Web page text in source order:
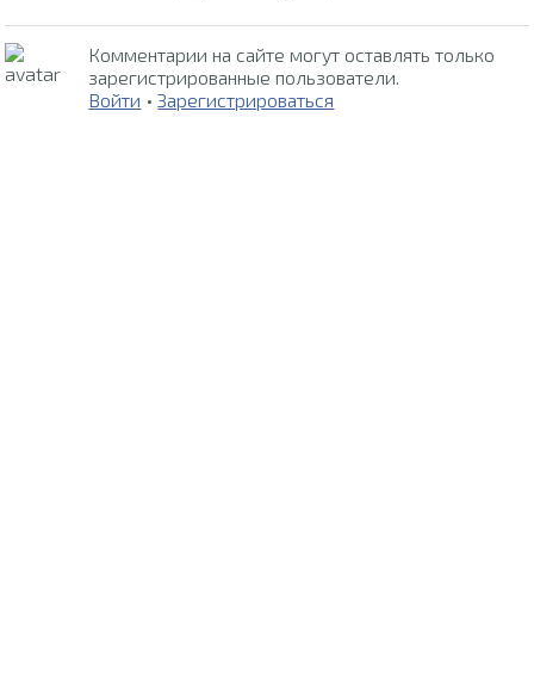
Комментарии на сайте могут оставлять только
зарегистрированные пользователи.
Войти •Зарегистрироваться